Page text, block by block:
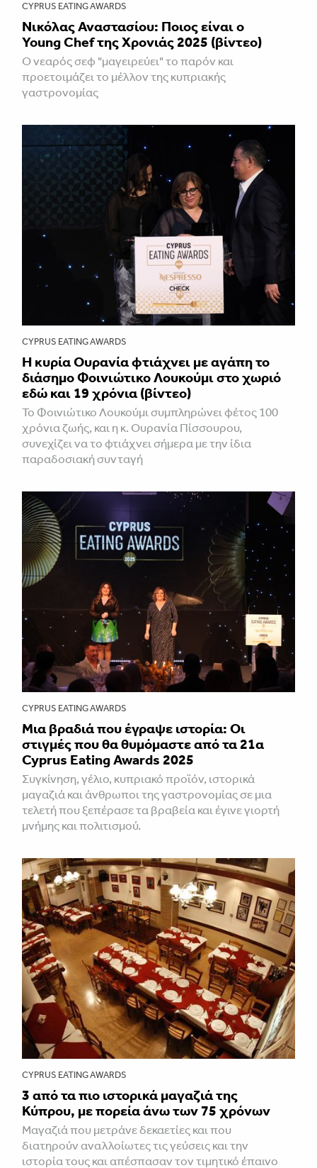
CYPRUS EATING AWARDS
Νικόλας Αναστασίου: Ποιος είναι ο
Young Chef της Χρονιάς 2025 (βίντεο)
Ο νεαρός σεφ "μαγειρεύει" το παρόν και
προετοιμάζει το μέλλον της κυπριακής
γαστρονομίας
CYPRUS EATING AWARDS
Η κυρία Ουρανία φτιάχνει με αγάπη το
διάσημο Φοινιώτικο Λουκούμι στο χωριό
εδώ και 19 χρόνια (βίντεο)
Το Φοινιώτικο Λουκούμι συμπληρώνει φέτος 100
χρόνια ζωής, και η κ. Ουρανία Πίσσουρου,
συνεχίζει να το φτιάχνει σήμερα με την ίδια
παραδοσιακή συνταγή
CYPRUS EATING AWARDS
Μια βραδιά που έγραψε ιστορία: Οι
στιγμές που θα θυμόμαστε από τα 21α
Cyprus Eating Awards 2025
Συγκίνηση, γέλιο, κυπριακό προϊόν, ιστορικά
μαγαζιά και άνθρωποι της γαστρονομίας σε μια
τελετή που ξεπέρασε τα βραβεία και έγινε γιορτή
μνήμης και πολιτισμού.
CYPRUS EATING AWARDS
3 από τα πιο ιστορικά μαγαζιά της
Κύπρου, με πορεία άνω των 75 χρόνων
Mαγαζιά που μετράνε δεκαετίες και που
διατηρούν αναλλοίωτες τις γεύσεις και την
ιστορία τους και απέσπασαν τον τιμητικό έπαινο